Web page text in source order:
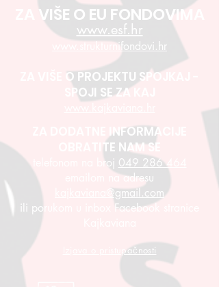
ZA VIŠE O EU FONDOVIMA
www.esf.hr
www.strukturnifondovi.hr
ZA VIŠE O PROJEKTU SPOJKAJ -
SPOJI SE ZA KAJ
ZA DODATNE INFORMACIJE
OBRATITE NAM SE
telefonom na broj 049 286 464
emailom na adresu
kajkaviana@gmail.com
ili porukom u inbox Facebook stranice
Izjava o pristupačnosti